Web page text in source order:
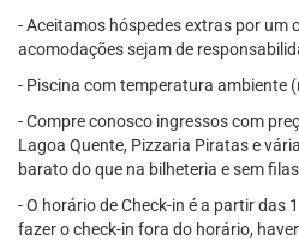
- Aceitamos hóspedes extras por um
acomodações sejam de
- Piscina com temperatura ambiente
- Compre conosco ingressos com
Lagoa Quente, Pizzaria Piratas e
barato do que na bilheteria e sem
- O horário de Check-in é a partir das
fazer o check-in fora do horário,